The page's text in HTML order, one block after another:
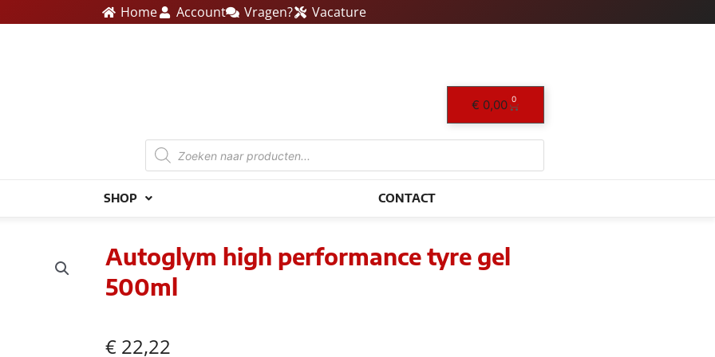
Home Account Vragen? Vacature
€ 0,00 0
Winkelwagen
Producten
zoeken
SHOP CONTACT
Autoglym high performance tyre gel
500ml
€ 22,22